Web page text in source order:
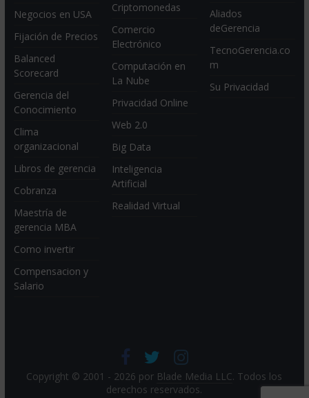
Negocios en USA
Fijación de Precios
Balanced
Scorecard
Gerencia del
Conocimiento
Clima
organizacional
Libros de gerencia
Cobranza
Maestría de
gerencia MBA
Como invertir
Compensacion y
Salario
Criptomonedas
Comercio
Electrónico
Computación en
La Nube
Privacidad Online
Web 2.0
Big Data
Inteligencia
Artificial
Realidad Virtual
Aliados
deGerencia
TecnoGerencia.co
m
Su Privacidad
Copyright © 2001 - 2026 por Blade Media LLC. Todos los
derechos reservados.